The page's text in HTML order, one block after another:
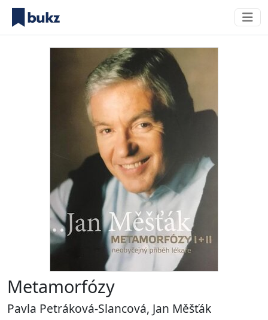
Metamorfózy
Pavla Petráková-Slancová, Jan Měšťák